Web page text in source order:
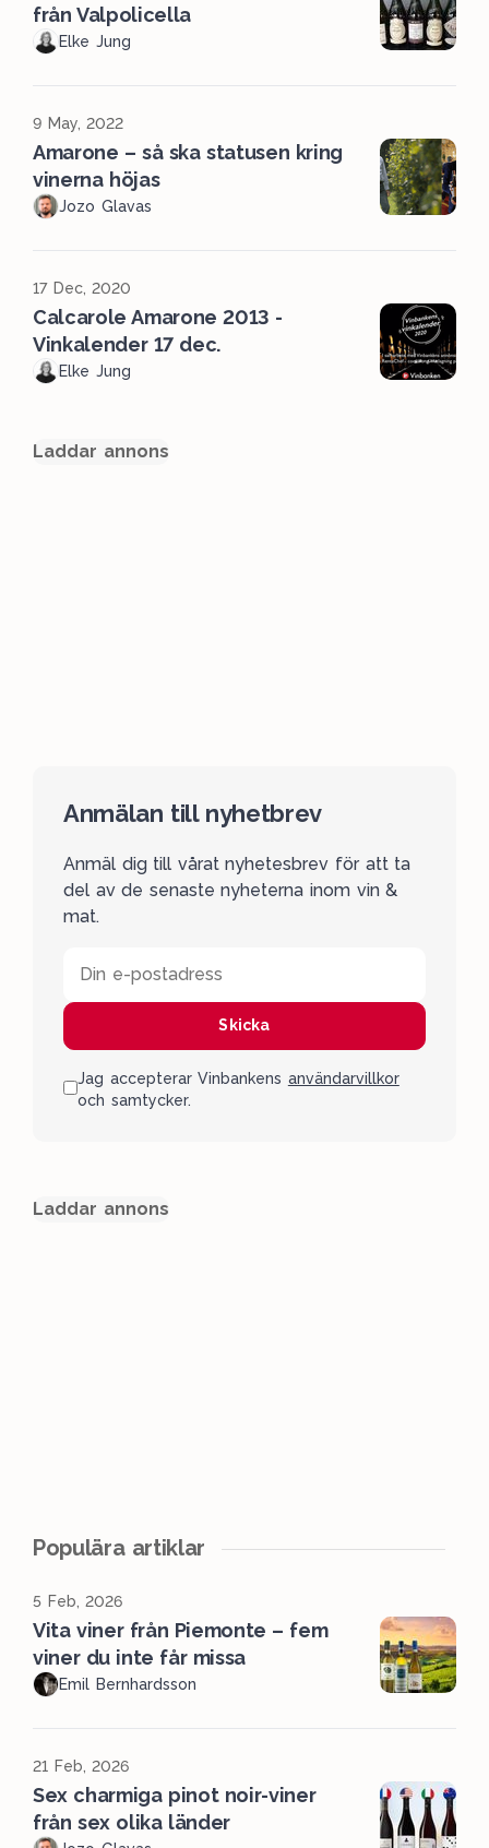
från Valpolicella
Elke Jung
9 May, 2022
Amarone – så ska statusen kring
vinerna höjas
Jozo Glavas
17 Dec, 2020
Calcarole Amarone 2013 -
Vinkalender 17 dec.
Elke Jung
Laddar annons
Anmälan till nyhetbrev
Anmäl dig till vårat nyhetesbrev för att ta
del av de senaste nyheterna inom vin &
mat.
Din e-postadress
Skicka
Jag accepterar Vinbankens användarvillkor
och samtycker.
Laddar annons
Populära artiklar
5 Feb, 2026
Vita viner från Piemonte – fem
viner du inte får missa
Emil Bernhardsson
21 Feb, 2026
Sex charmiga pinot noir-viner
från sex olika länder